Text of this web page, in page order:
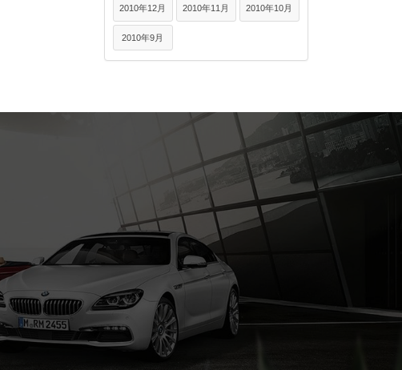
2010年12月 2010年11月 2010年10月
2010年9月